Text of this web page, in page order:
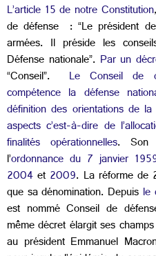
L’article 15 de notre Constitution
de défense : “Le président
armées. Il préside les
Défense nationale”. Par un
“Conseil”. Le Conseil de
compétence la défense
définition des orientations de
aspects c’est-à-dire de
finalités opérationnelles. Son
l’ordonnance du 7 janvier
2004et 2009. La réforme de
que sa dénomination. Depuis le
est nommé Conseil de
même décret élargit ses
au président Emmanuel